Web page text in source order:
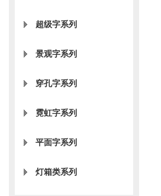
超级字系列
景观字系列
穿孔字系列
霓虹字系列
平面字系列
灯箱类系列